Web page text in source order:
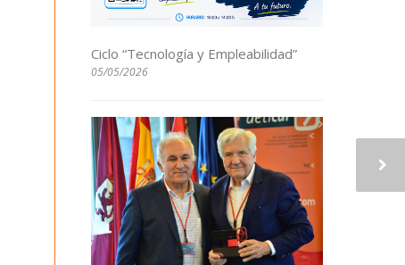
Ciclo “Tecnología y Empleabilidad”
05/05/2026